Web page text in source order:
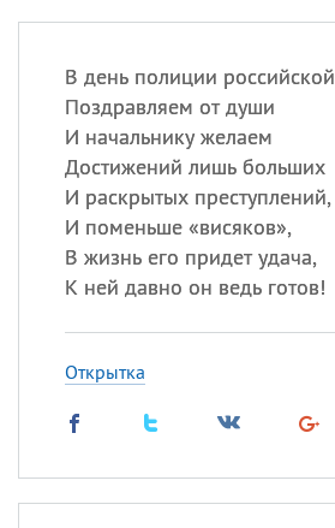
В день полиции российской
Поздравляем от души
И начальнику желаем
Достижений лишь больших
И раскрытых преступлений,
И поменьше «висяков»,
В жизнь его придет удача,
К ней давно он ведь готов!
Открытка